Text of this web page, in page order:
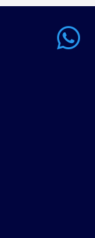
W
h